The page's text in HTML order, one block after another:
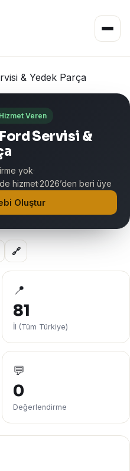
& Yedek Parça
Veren
Servisi &
yok·
hizmet·2026’den beri üye
Oluştur
🔗
📍
81
İl (Tüm Türkiye)
💬
0
Değerlendirme